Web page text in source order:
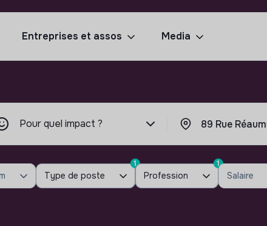
Entreprises et assos Media
Pour quel impact ?
Type de poste
1
Profession
1
Salaire